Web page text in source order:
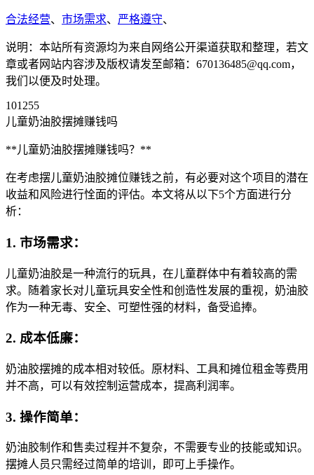
合法经营、 市场需求、 严格遵守、
说明：本站所有资源均为来自网络公开渠道获取和整理，若文
章或者网站内容涉及版权请发至邮箱：670136485@qq.com，
我们以便及时处理。
101255
儿童奶油胶摆摊赚钱吗
**儿童奶油胶摆摊赚钱吗？**
在考虑摆儿童奶油胶摊位赚钱之前，有必要对这个项目的潜在
收益和风险进行恮面的评估。本文将从以下5个方面进行分
析：
1. 市场需求：
儿童奶油胶是一种流行的玩具，在儿童群体中有着较高的需
求。随着家长对儿童玩具安全性和创造性发展的重视，奶油胶
作为一种无毒、安全、可塑性强的材料，备受追捧。
2. 成本低廉：
奶油胶摆摊的成本相对较低。原材料、工具和摊位租金等费用
并不高，可以有效控制运营成本，提高利润率。
3. 操作简单：
奶油胶制作和售卖过程并不复杂，不需要专业的技能或知识。
摆摊人员只需经过简单的培训，即可上手操作。